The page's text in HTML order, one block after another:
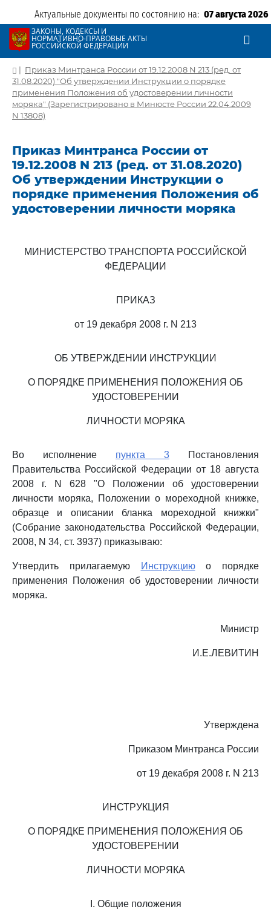
Актуальные документы по состоянию на: 07 августа 2026
ЗАКОНЫ, КОДЕКСЫ И
НОРМАТИВНО-ПРАВОВЫЕ АКТЫ
РОССИЙСКОЙ ФЕДЕРАЦИИ
| Приказ Минтранса России от 19.12.2008 N 213 (ред. от
31.08.2020) "Об утверждении Инструкции о порядке
применения Положения об удостоверении личности
моряка" (Зарегистрировано в Минюсте России 22.04.2009
N 13808)
Приказ Минтранса России от
19.12.2008 N 213 (ред. от 31.08.2020)
Об утверждении Инструкции о
порядке применения Положения об
удостоверении личности моряка
МИНИСТЕРСТВО ТРАНСПОРТА РОССИЙСКОЙ
ФЕДЕРАЦИИ
ПРИКАЗ
от 19 декабря 2008 г. N 213
ОБ УТВЕРЖДЕНИИ ИНСТРУКЦИИ
О ПОРЯДКЕ ПРИМЕНЕНИЯ ПОЛОЖЕНИЯ ОБ
УДОСТОВЕРЕНИИ
ЛИЧНОСТИ МОРЯКА
Во исполнение пункта 3 Постановления
Правительства Российской Федерации от 18 августа
2008 г. N 628 "О Положении об удостоверении
личности моряка, Положении о мореходной книжке,
образце и описании бланка мореходной книжки"
(Собрание законодательства Российской Федерации,
2008, N 34, ст. 3937) приказываю:
Утвердить прилагаемую Инструкциюо порядке
применения Положения об удостоверении личности
моряка.
Министр
И.Е.ЛЕВИТИН
Утверждена
Приказом Минтранса России
от 19 декабря 2008 г. N 213
ИНСТРУКЦИЯ
О ПОРЯДКЕ ПРИМЕНЕНИЯ ПОЛОЖЕНИЯ ОБ
УДОСТОВЕРЕНИИ
ЛИЧНОСТИ МОРЯКА
I. Общие положения